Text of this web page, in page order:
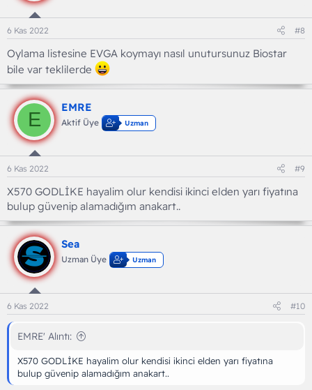
6 Kas 2022 #8
Oylama listesine EVGA koymayı nasıl unutursunuz Biostar
bile var teklilerde
E
EMRE
Aktif Üye Uzman
6 Kas 2022 #9
X570 GODLİKE hayalim olur kendisi ikinci elden yarı fiyatına
bulup güvenip alamadığım anakart..
Sea
Uzman Üye Uzman
6 Kas 2022 #10
EMRE' Alıntı:
X570 GODLİKE hayalim olur kendisi ikinci elden yarı fiyatına
bulup güvenip alamadığım anakart..